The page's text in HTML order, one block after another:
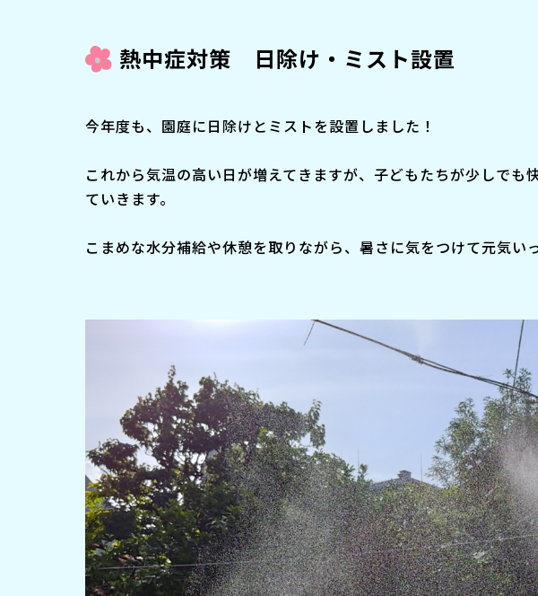
熱中症対策 日除け・ミスト設置
今年度も、園庭に日除けとミストを設置しました！
これから気温の高い日が増えてきますが、子どもたちが少しでも
ていきます。
こまめな水分補給や休憩を取りながら、暑さに気をつけて元気い